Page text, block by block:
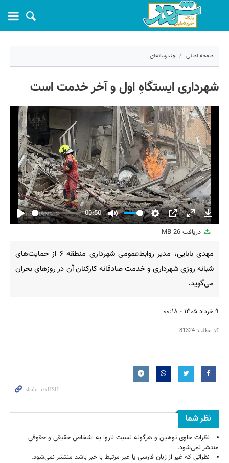
صفحه اصلی چندرسانه‌ای
کد مطلب: 81324
شهرداری ایستگاهِ اول و آخر خدمت است
Play
00:50
Mute
Settings
PIP
Enter
fullscreen
دریافت 26 MB
مهدی بابایی، مدیر روابط‌عمومی شهرداری منطقه ۶ از حمایت‌های
شبانه روزی شهرداری و خدمت صادقانه کارکنان آن در روزهای بحران
می‌گوید.
۹ خرداد ۱۴۰۵ - ۰۰:۱۸
کد مطلب: 81324
نظر شما
نظرات حاوی توهین و هرگونه نسبت ناروا به اشخاص حقیقی و حقوقی
منتشر نمی‌شود.
نظراتی که غیر از زبان فارسی یا غیر مرتبط با خبر باشد منتشر نمی‌شود.